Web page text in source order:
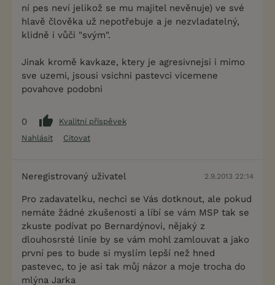
ní pes neví jelikož se mu majitel nevěnuje) ve své
hlavě člověka už nepotřebuje a je nezvladatelný,
klidně i vůči "svým".
Jinak kromě kavkaze, ktery je agresivnejsi i mimo
sve uzemi, jsousi vsichni pastevci vicemene
povahove podobni
0
Kvalitní příspěvek
Nahlásit
Citovat
Neregistrovaný uživatel 2.9.2013 22:14
Pro zadavatelku, nechci se Vás dotknout, ale pokud
nemáte žádné zkušenosti a líbí se vám MSP tak se
zkuste podívat po Bernardýnovi, nějaký z
dlouhosrsté linie by se vám mohl zamlouvat a jako
první pes to bude si myslím lepší než hned
pastevec, to je asi tak můj názor a moje trocha do
mlýna Jarka